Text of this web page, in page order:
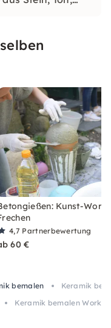
Kunst-
4,7 Partnerbewertung
60 €
bemalen
Keramik
Keramik bemalen